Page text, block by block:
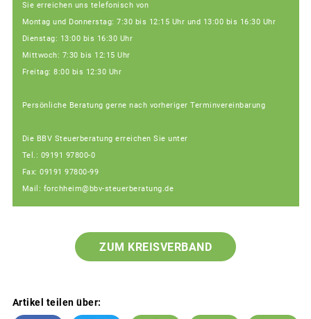
Sie erreichen uns telefonisch von
Montag und Donnerstag: 7:30 bis 12:15 Uhr und 13:00 bis 16:30 Uhr
Dienstag: 13:00 bis 16:30 Uhr
Mittwoch: 7:30 bis 12:15 Uhr
Freitag: 8:00 bis 12:30 Uhr
Persönliche Beratung gerne nach vorheriger Terminvereinbarung
Die BBV Steuerberatung erreichen Sie unter
Tel.: 09191 97800-0
Fax: 09191 97800-99
Mail: forchheim@bbv-steuerberatung.de
ZUM KREISVERBAND
Artikel teilen über: